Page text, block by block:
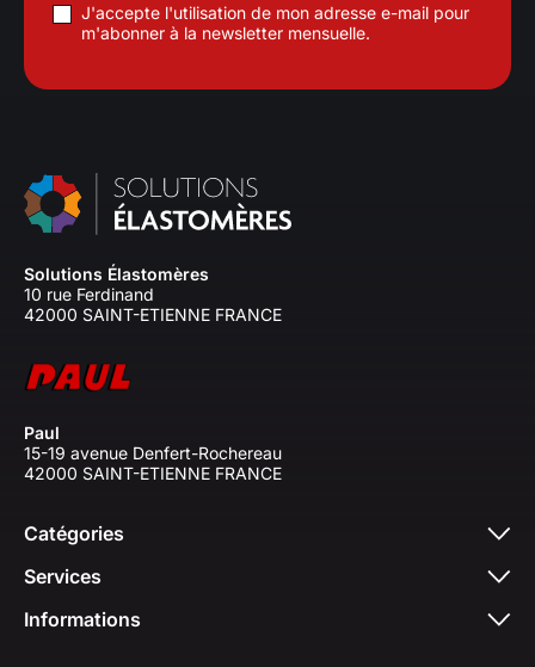
J'accepte l'utilisation de mon adresse e-mail pour
m'abonner à la newsletter mensuelle.
Solutions Élastomères
10 rue Ferdinand
42000 SAINT-ETIENNE FRANCE
Paul
15-19 avenue Denfert-Rochereau
42000 SAINT-ETIENNE FRANCE
Catégories
Services
Informations